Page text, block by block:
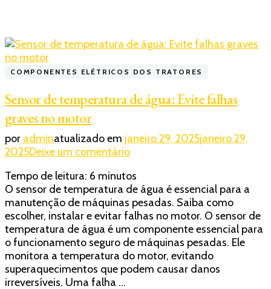
COMPONENTES ELÉTRICOS DOS TRATORES
Sensor de temperatura de água: Evite falhas
graves no motor
por adminatualizado em janeiro 29, 2025janeiro 29,
2025Deixe um comentárioem
de
temperatura
de
água:
Evite
falhas
graves
no
Tempo de leitura: 6 minutos
O sensor de temperatura de água é essencial para a
manutenção de máquinas pesadas. Saiba como
escolher, instalar e evitar falhas no motor. O sensor de
temperatura de água é um componente essencial para
o funcionamento seguro de máquinas pesadas. Ele
monitora a temperatura do motor, evitando
superaquecimentos que podem causar danos
irreversíveis. Uma falha …